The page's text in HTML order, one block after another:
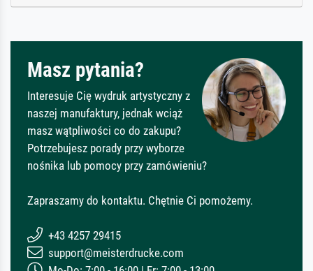
Masz pytania?
Interesuje Cię wydruk artystyczny z
naszej manufaktury, jednak wciąż
masz wątpliwości co do zakupu?
Potrzebujesz porady przy wyborze
nośnika lub pomocy przy zamówieniu?
Zapraszamy do kontaktu. Chętnie Ci pomożemy.
+43 4257 29415
support@meisterdrucke.com